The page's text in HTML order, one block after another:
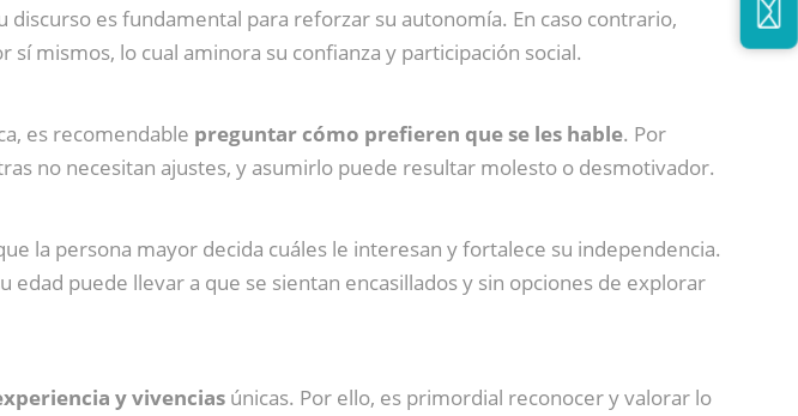
discurso es fundamental para reforzar su autonomía. En caso contrario,
mismos, lo cual aminora su confianza y participación social.
es recomendable preguntar cómo prefieren que se les hable. Por
no necesitan ajustes, y asumirlo puede resultar molesto o desmotivador.
la persona mayor decida cuáles le interesan y fortalece su independencia.
puede llevar a que se sientan encasillados y sin opciones de explorar
y vivencias únicas. Por ello, es primordial reconocer y valorar lo